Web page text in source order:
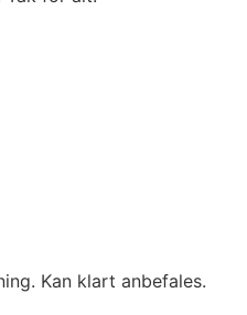
Kan klart anbefales.